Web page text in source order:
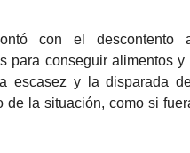
con el descontento
para conseguir alimentos
escasez y la disparada
de la situación, como si